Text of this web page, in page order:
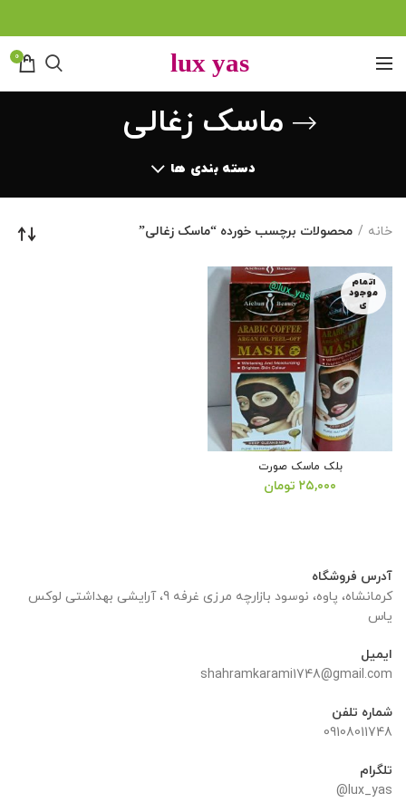
0
ماسک زغالی
دسته بندی ها
خانه محصولات برچسب خورده “ماسک زغالی”
اتمام
موجود
ی
بلک ماسک صورت
۲۵,۰۰۰ تومان
آدرس فروشگاه
کرمانشاه، پاوه، نوسود بازارچه مرزی غرفه 9، آرایشی بهداشتی لوکس
یاس
ایمیل
shahramkarami1748@gmail.com
شماره تلفن
09108011748
تلگرام
lux_yas@